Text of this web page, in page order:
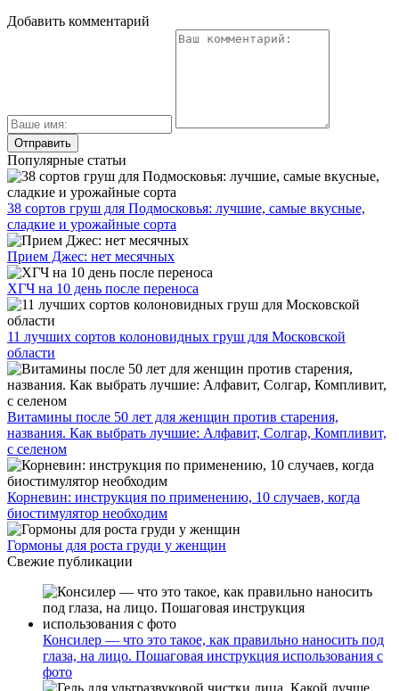
Добавить комментарий
Популярные статьи
38 сортов груш для Подмосковья: лучшие, самые вкусные,
сладкие и урожайные сорта
Прием Джес: нет месячных
ХГЧ на 10 день после переноса
11 лучших сортов колоновидных груш для Московской
области
Витамины после 50 лет для женщин против старения,
названия. Как выбрать лучшие: Алфавит, Солгар, Компливит,
с селеном
Корневин: инструкция по применению, 10 случаев, когда
биостимулятор необходим
Гормоны для роста груди у женщин
Свежие публикации
Консилер — что это такое, как правильно наносить под
глаза, на лицо. Пошаговая инструкция использования с
фото